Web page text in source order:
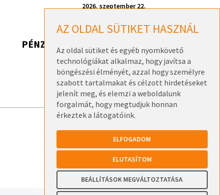
AZ OLDAL SÜTIKET HASZNÁL
Az oldal sütiket és egyéb nyomkövető
technológiákat alkalmaz, hogy javítsa a
böngészési élményét, azzal hogy személyre
szabott tartalmakat és célzott hirdetéseket
jelenít meg, és elemzi a weboldalunk
forgalmát, hogy megtudjuk honnan
érkeztek a látogatóink.
ELFOGADOM
ELUTASÍTOM
BEÁLLÍTÁSOK MEGVÁLTOZTATÁSA
2026. szeptember 22.
PÉNZ, DE HONNAN? 2026
Pénz, de honnan? 2026 – Székesfehérvár
2026. szeptember 17.
ELÉRHETŐSÉGEK
ADATKEZELÉSI TÁJÉKOZTATÓK